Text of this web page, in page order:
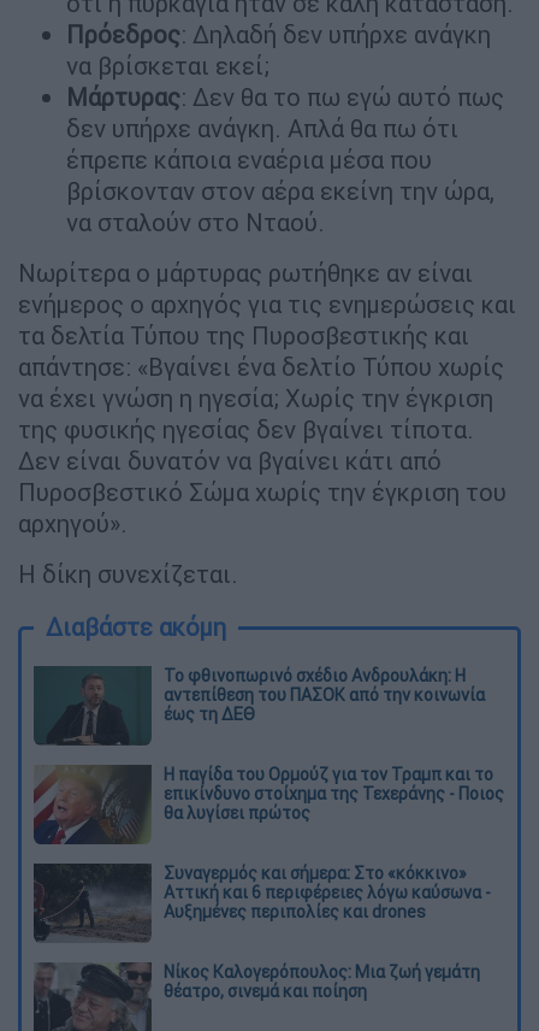
Πρόεδρος: Δηλαδή δεν υπήρχε ανάγκη
να βρίσκεται εκεί;
Μάρτυρας: Δεν θα το πω εγώ αυτό πως
δεν υπήρχε ανάγκη. Απλά θα πω ότι
έπρεπε κάποια εναέρια μέσα που
βρίσκονταν στον αέρα εκείνη την ώρα,
να σταλούν στο Νταού.
Νωρίτερα ο μάρτυρας ρωτήθηκε αν είναι
ενήμερος ο αρχηγός για τις ενημερώσεις και
τα δελτία Τύπου της Πυροσβεστικής και
απάντησε: «Βγαίνει ένα δελτίο Τύπου χωρίς
να έχει γνώση η ηγεσία; Χωρίς την έγκριση
της φυσικής ηγεσίας δεν βγαίνει τίποτα.
Δεν είναι δυνατόν να βγαίνει κάτι από
Πυροσβεστικό Σώμα χωρίς την έγκριση του
αρχηγού».
Η δίκη συνεχίζεται.
Διαβάστε ακόμη
Το φθινοπωρινό σχέδιο Ανδρουλάκη: Η
αντεπίθεση του ΠΑΣΟΚ από την κοινωνία
έως τη ΔΕΘ
Η παγίδα του Ορμούζ για τον Τραμπ και το
επικίνδυνο στοίχημα της Τεχεράνης - Ποιος
θα λυγίσει πρώτος
Συναγερμός και σήμερα: Στο «κόκκινο»
Αττική και 6 περιφέρειες λόγω καύσωνα -
Αυξημένες περιπολίες και drones
Νίκος Καλογερόπουλος: Μια ζωή γεμάτη
θέατρο, σινεμά και ποίηση